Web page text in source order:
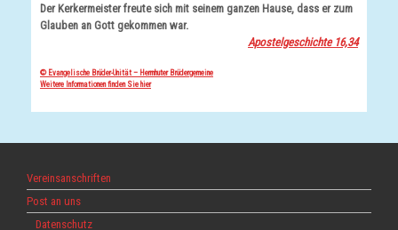
Der Kerkermeister freute sich mit seinem ganzen Hause, dass er zum
Glauben an Gott gekommen war.
Apostelgeschichte 16,34
© Evangelische Brüder-Unität – Herrnhuter Brüdergemeine
Weitere Informationen finden Sie hier
Vereinsanschriften
Post an uns
Datenschutz